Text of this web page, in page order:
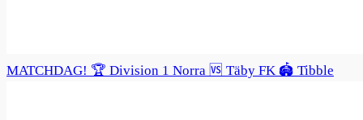
MATCHDAG! 🏆 Division 1 Norra 🆚 Täby FK 🏟️ Tibble